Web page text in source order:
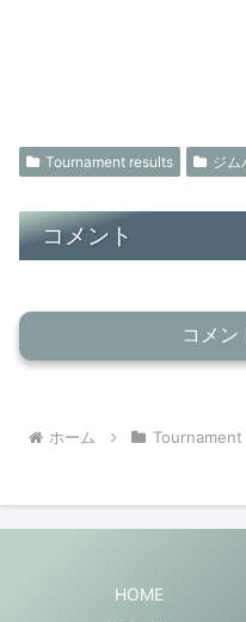
Tournament results ジム
コメント
コメン
ホーム
HOME